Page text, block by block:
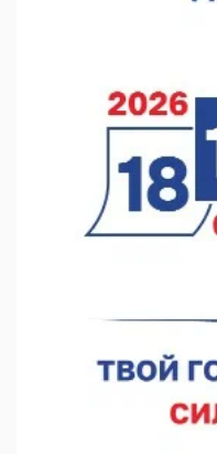
покраской телебашни
07.08.2026 11:20
В автобусах
07.08.2026 11:03